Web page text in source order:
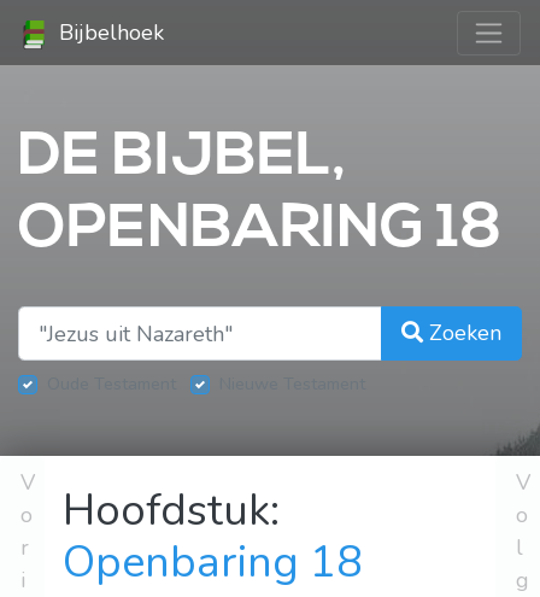
Bijbelhoek
DE BIJBEL,
OPENBARING 18
Zoeken
V
o
r
i
Hoofdstuk:
Openbaring 18
V
o
l
g